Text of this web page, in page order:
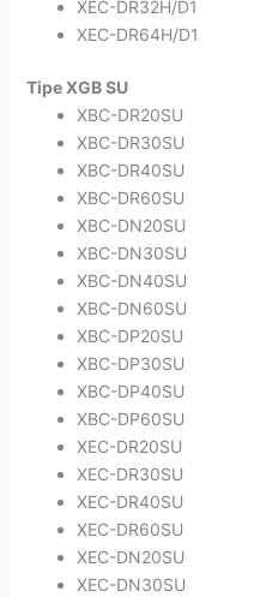
XEC-DR32H/D1
XEC-DR64H/D1
Tipe XGB SU
XBC-DR20SU
XBC-DR30SU
XBC-DR40SU
XBC-DR60SU
XBC-DN20SU
XBC-DN30SU
XBC-DN40SU
XBC-DN60SU
XBC-DP20SU
XBC-DP30SU
XBC-DP40SU
XBC-DP60SU
XEC-DR20SU
XEC-DR30SU
XEC-DR40SU
XEC-DR60SU
XEC-DN20SU
XEC-DN30SU